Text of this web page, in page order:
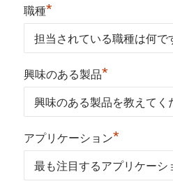
職種*
興味のある製品*
アプリケーション*